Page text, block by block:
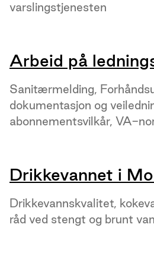
varslingstjenesten
Arbeid på
Sanitærmelding,
dokumentasjon og
abonnementsvilkår, VA-
Drikkevannet i
Drikkevannskvalitet,
råd ved stengt og brunt